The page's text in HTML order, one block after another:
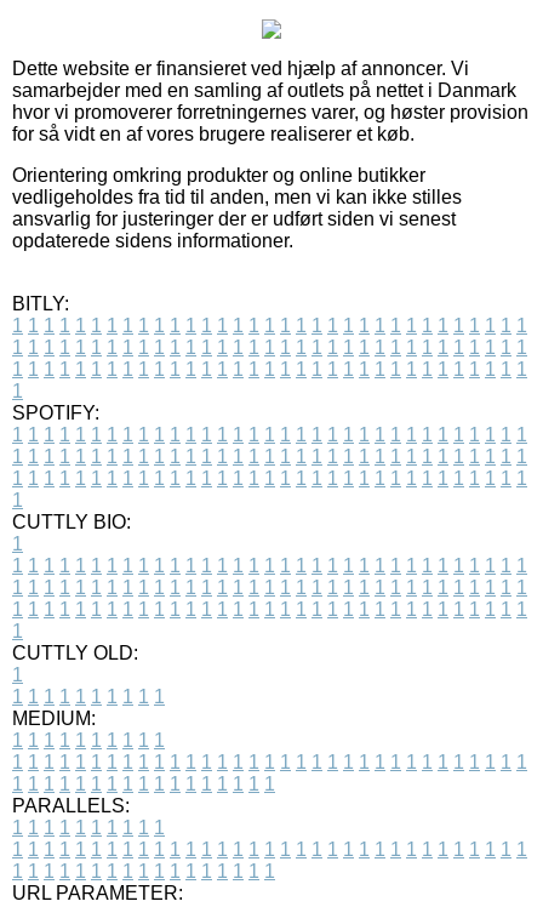
Dette website er finansieret ved hjælp af annoncer. Vi
samarbejder med en samling af outlets på nettet i Danmark
hvor vi promoverer forretningernes varer, og høster provision
for så vidt en af vores brugere realiserer et køb.
Orientering omkring produkter og online butikker
vedligeholdes fra tid til anden, men vi kan ikke stilles
ansvarlig for justeringer der er udført siden vi senest
opdaterede sidens informationer.
BITLY:
1 1 1 1 1 1 1 1 1 1 1 1 1 1 1 1 1 1 1 1 1 1 1 1 1 1 1 1 1 1 1 1 1
1 1 1 1 1 1 1 1 1 1 1 1 1 1 1 1 1 1 1 1 1 1 1 1 1 1 1 1 1 1 1 1 1
1 1 1 1 1 1 1 1 1 1 1 1 1 1 1 1 1 1 1 1 1 1 1 1 1 1 1 1 1 1 1 1 1
1
SPOTIFY:
1 1 1 1 1 1 1 1 1 1 1 1 1 1 1 1 1 1 1 1 1 1 1 1 1 1 1 1 1 1 1 1 1
1 1 1 1 1 1 1 1 1 1 1 1 1 1 1 1 1 1 1 1 1 1 1 1 1 1 1 1 1 1 1 1 1
1 1 1 1 1 1 1 1 1 1 1 1 1 1 1 1 1 1 1 1 1 1 1 1 1 1 1 1 1 1 1 1 1
1
CUTTLY BIO:
1
1 1 1 1 1 1 1 1 1 1 1 1 1 1 1 1 1 1 1 1 1 1 1 1 1 1 1 1 1 1 1 1 1
1 1 1 1 1 1 1 1 1 1 1 1 1 1 1 1 1 1 1 1 1 1 1 1 1 1 1 1 1 1 1 1 1
1 1 1 1 1 1 1 1 1 1 1 1 1 1 1 1 1 1 1 1 1 1 1 1 1 1 1 1 1 1 1 1 1
1
CUTTLY OLD:
1
1 1 1 1 1 1 1 1 1 1
MEDIUM:
1 1 1 1 1 1 1 1 1 1
1 1 1 1 1 1 1 1 1 1 1 1 1 1 1 1 1 1 1 1 1 1 1 1 1 1 1 1 1 1 1 1 1
1 1 1 1 1 1 1 1 1 1 1 1 1 1 1 1 1
PARALLELS:
1 1 1 1 1 1 1 1 1 1
1 1 1 1 1 1 1 1 1 1 1 1 1 1 1 1 1 1 1 1 1 1 1 1 1 1 1 1 1 1 1 1 1
1 1 1 1 1 1 1 1 1 1 1 1 1 1 1 1 1
URL PARAMETER: